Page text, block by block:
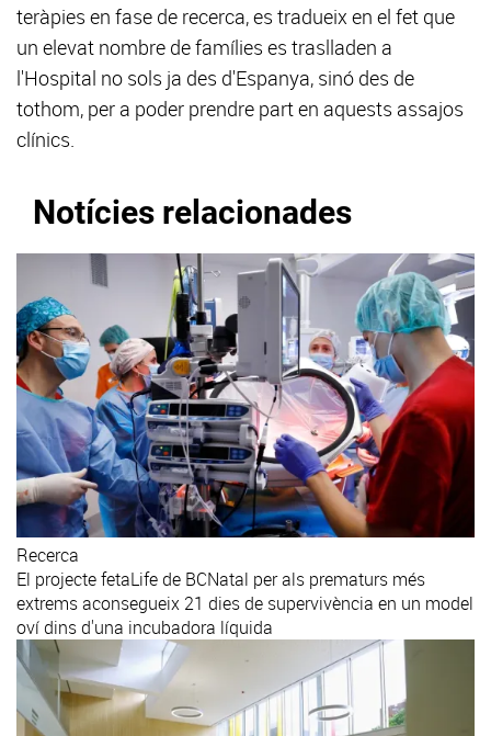
teràpies en fase de recerca, es tradueix en el fet que
un elevat nombre de famílies es traslladen a
l'Hospital no sols ja des d'Espanya, sinó des de
tothom, per a poder prendre part en aquests assajos
clínics.
Notícies relacionades
Recerca
El projecte fetaLife de BCNatal per als prematurs més
extrems aconsegueix 21 dies de supervivència en un model
oví dins d'una incubadora líquida